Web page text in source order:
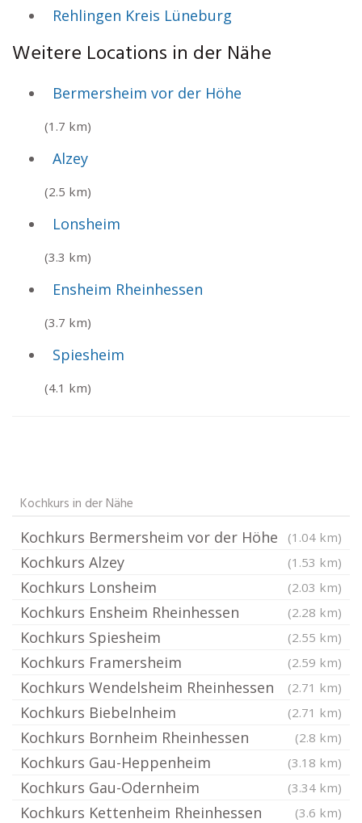
Rehlingen Kreis Lüneburg
Weitere Locations in der Nähe
Bermersheim vor der Höhe
(1.7 km)
Alzey
(2.5 km)
Lonsheim
(3.3 km)
Ensheim Rheinhessen
(3.7 km)
Spiesheim
(4.1 km)
Kochkurs in der Nähe
Kochkurs Bermersheim vor der Höhe (1.04 km)
Kochkurs Alzey (1.53 km)
Kochkurs Lonsheim (2.03 km)
Kochkurs Ensheim Rheinhessen (2.28 km)
Kochkurs Spiesheim (2.55 km)
Kochkurs Framersheim (2.59 km)
Kochkurs Wendelsheim Rheinhessen (2.71 km)
Kochkurs Biebelnheim (2.71 km)
Kochkurs Bornheim Rheinhessen (2.8 km)
Kochkurs Gau-Heppenheim (3.18 km)
Kochkurs Gau-Odernheim (3.34 km)
Kochkurs Kettenheim Rheinhessen (3.6 km)